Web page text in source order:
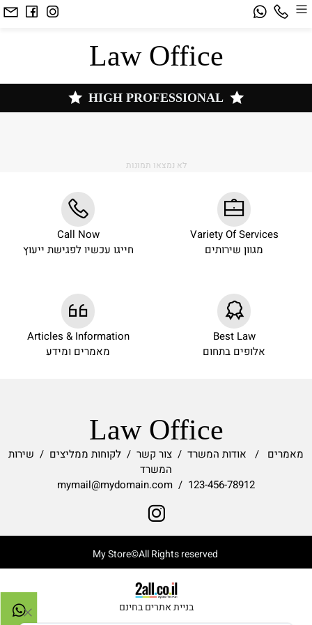
Law Office
HIGH PROFESSIONAL
לא נמצאו תמונות
Variety Of Services
מגוון שירותים
Call Now
חייגו עכשיו לפגישת ייעוץ
Best Law
אלופים בתחום
Articles & Information
מאמרים ומידע
Law Office
מאמרים / אודות המשרד / צור קשר / לקוחות ממליצים / שירות
המשרד
123-456-78912 / mymail@mydomain.com
בניית אתרים בחינם